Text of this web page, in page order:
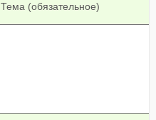
Тема (обязательное)